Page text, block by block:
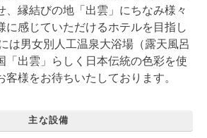
、縁結びの地「出雲」にちなみ様々
に感じていただけるホテルを目指し
は男女別人工温泉大浴場（露天風呂
「出雲」らしく日本伝統の色彩を使
客様をお待ちいたしております。
主な設備